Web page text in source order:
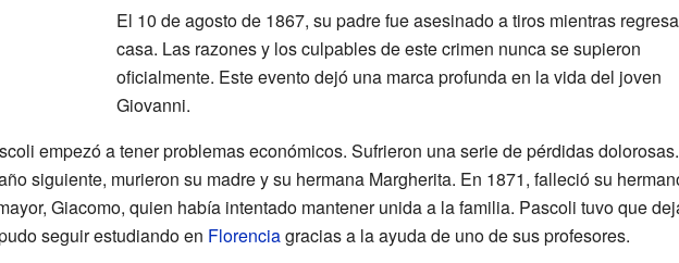
El 10 de agosto de 1867, su padre fue asesinado a tiros mientras
casa. Las razones y los culpables de este crimen nunca se supieron
oficialmente. Este evento dejó una marca profunda en la vida del joven
Giovanni.
empezó a tener problemas económicos. Sufrieron una serie de pérdidas dolorosas.
siguiente, murieron su madre y su hermana Margherita. En 1871, falleció su
Giacomo, quien había intentado mantener unida a la familia. Pascoli tuvo que
seguir estudiando en Florenciagracias a la ayuda de uno de sus profesores.